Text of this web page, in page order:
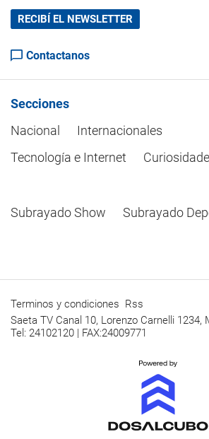
RECIBÍ EL NEWSLETTER
Contactanos
Secciones
Nacional
Internacionales
Tecnología e Internet
Subrayado Show Subrayado
Terminos y condiciones Rss
Saeta TV Canal 10, Lorenzo Carnelli 1234,
Tel: 24102120 | FAX:24009771